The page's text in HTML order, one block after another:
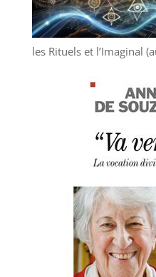
les Rituels et l’Imaginal